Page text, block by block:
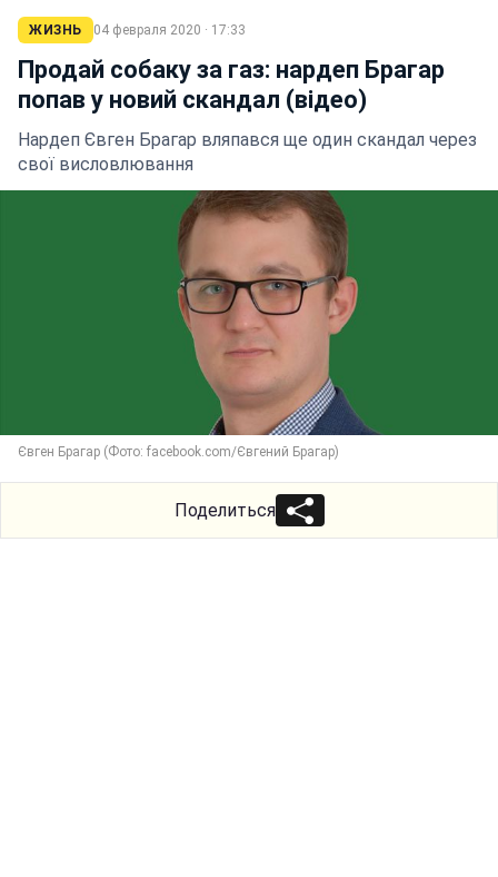
ЖИЗНЬ 04 февраля 2020 · 17:33
Продай собаку за газ: нардеп Брагар
попав у новий скандал (відео)
Нардеп Євген Брагар вляпався ще один скандал через
свої висловлювання
Євген Брагар (Фото: facebook.com/Євгений Брагар)
Поделиться